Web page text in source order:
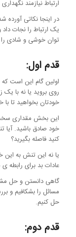
ارتباط نیازمند
در اینجا نکاتی
یک ارتباط را نجات
توان خوشی و شادی را
قدم اول:
اولین گام این است
روی بروید یا نه با یک
خودتان بخواهید تا با
این بخش مقداری
خود صادق باشید. آیا
کنید فاصله بگیرید؟
یا نه این تنش به این
عادات بد برای
گاهی دانستن و حل
مسائل را بشکافیم و
حل کنیم.
قدم دوم: